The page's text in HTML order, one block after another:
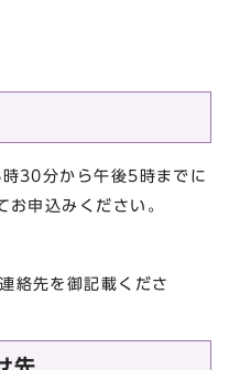
30分から午後5時までに
申込みください。
絡先を御記載くださ